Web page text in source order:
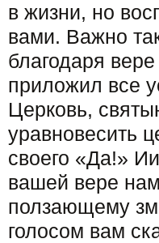
в жизни, но
вами. Важно
благодаря
приложил все
Церковь,
уравновесить
своего «Да!»
вашей вере
ползающему
голосом вам